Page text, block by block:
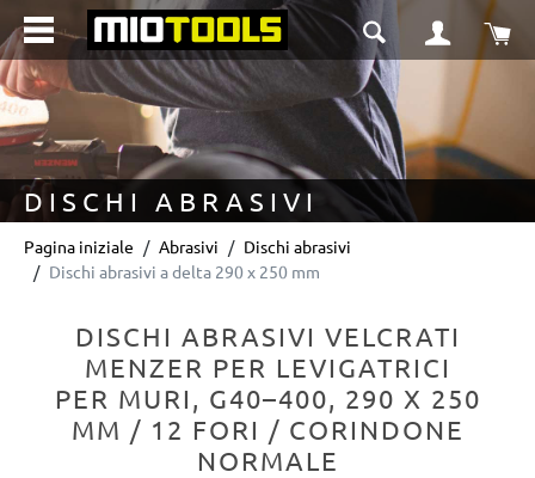
principale Il
DISCHI ABRASIVI
Pagina iniziale Abrasivi
Dischi abrasivi
Dischi abrasivi a delta 290 x 250 mm
DISCHI ABRASIVI VELCRATI
MENZER PER LEVIGATRICI
PER MURI, G40–400, 290 X 250
MM / 12 FORI / CORINDONE
NORMALE